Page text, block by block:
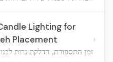
Lighting for
Placement
זמן התספורת, הדלקת נרות
›